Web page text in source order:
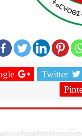
Twitter
+